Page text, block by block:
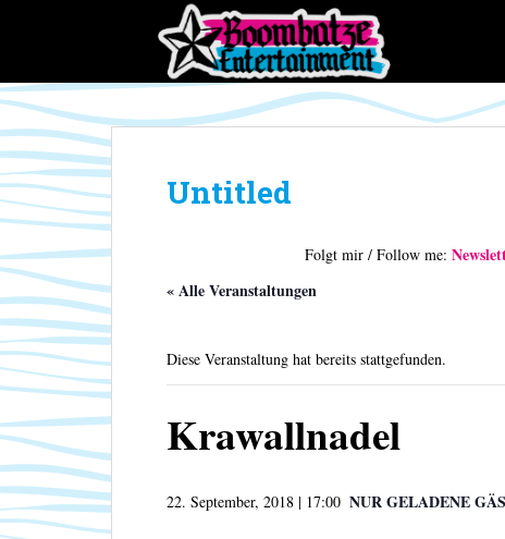
p
t
o
m
a
c
t
e
n
Untitled
Folgt mir / Follow me:
« Alle Veranstaltungen
Diese Veranstaltung hat bereits stattgefunden.
Krawallnadel
22. September, 2018 | 17:00 NUR GELADENE